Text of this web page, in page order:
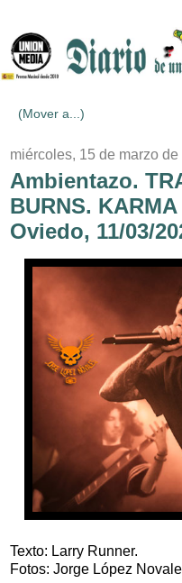
miércoles, 15 de marzo de
Ambientazo.
BURNS.
Oviedo, 11/03/
Texto: Larry Runner.
Fotos: Jorge López